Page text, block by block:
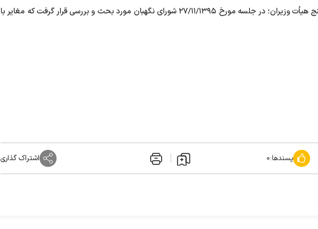
مصوب جلسه مورخ پنجم دیماه یکهزار و سیصد و نود و پنج هیأت وزیران؛ در جلسه مورخ ۲۷/۱۱/۱۳۹۵ شورای نگهبان مورد بحث و بررسی قرار گرفت که مغایر با
پسندها:۰ اشتراک گذاری